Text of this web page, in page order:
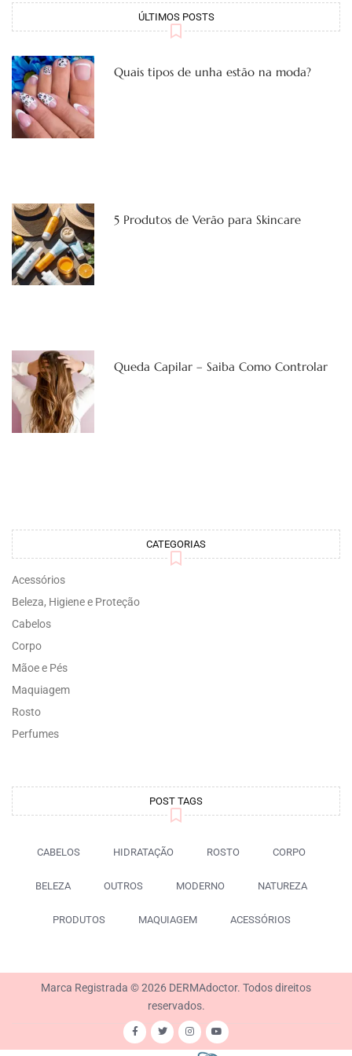
ÚLTIMOS POSTS
Quais tipos de unha estão na moda?
5 Produtos de Verão para Skincare
Queda Capilar – Saiba Como Controlar
CATEGORIAS
Acessórios
Beleza, Higiene e Proteção
Cabelos
Corpo
Mãoe e Pés
Maquiagem
Rosto
Perfumes
POST TAGS
CABELOS HIDRATAÇÃO ROSTO CORPO
BELEZA OUTROS MODERNO NATUREZA
PRODUTOS MAQUIAGEM ACESSÓRIOS
Marca Registrada © 2026 DERMAdoctor. Todos direitos
reservados.